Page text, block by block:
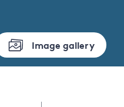
Image gallery